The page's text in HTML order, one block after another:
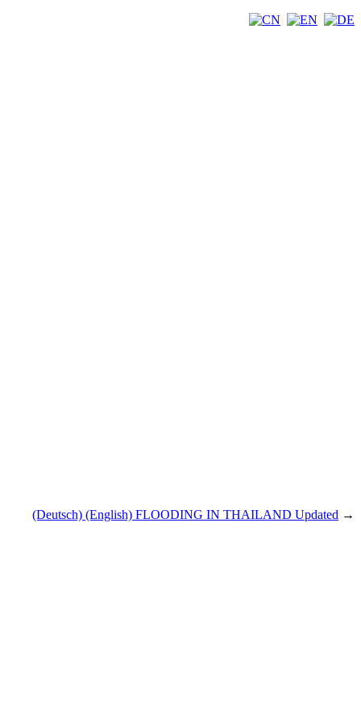
(Deutsch) (English) FLOODING IN THAILAND Updated →